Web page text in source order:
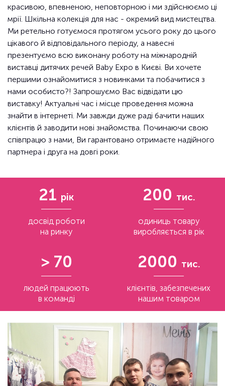
красивою, впевненою, неповторною і ми здійснюємо ці
мрії. Шкільна колекція для нас - окремий вид мистецтва.
Ми ретельно готуємося протягом усього року до цього
цікавого й відповідального періоду, а навесні
презентуємо всю виконану роботу на міжнародній
виставці дитячих речей Baby Expo в Києві. Ви хочете
першими ознайомитися з новинками та побачитися з
нами особисто?! Запрошуємо Вас відвідати цю
виставку! Актуальні час і місце проведення можна
знайти в інтернеті. Ми завжди дуже раді бачити наших
клієнтів й заводити нові знайомства. Починаючи свою
співпрацю з нами, Ви гарантовано отримаєте надійного
партнера і друга на довгі роки.
21 рік
досвід роботи
на ринку
200 тис.
одиниць товару
виробляється в рік
> 70
людей працюють
в команді
2000 тис.
клієнтів, забезпечених
нашим товаром